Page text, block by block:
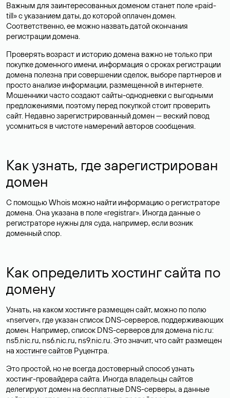
Важным для заинтересованных доменом станет поле «paid-
till» с указанием даты, до которой оплачен домен.
Соответственно, ее можно назвать датой окончания
регистрации домена.
Проверять возраст и историю домена важно не только при
покупке доменного имени, информация о сроках регистрации
домена полезна при совершении сделок, выборе партнеров и
просто анализе информации, размещенной в интернете.
Мошенники часто создают сайты-однодневки с выгодными
предложениями, поэтому перед покупкой стоит проверить
сайт. Недавно зарегистрированный домен — веский повод
усомниться в чистоте намерений авторов сообщения.
Как узнать, где зарегистрирован
домен
С помощью Whois можно найти информацию о регистраторе
домена. Она указана в поле «registrar». Иногда данные о
регистраторе нужны для суда, например, если возник
доменный спор.
Как определить хостинг сайта по
домену
Узнать, на каком хостинге размещен сайт, можно по полю
«nserver», где указан список DNS-серверов, поддерживающих
домен. Например, список DNS-серверов для домена nic.ru:
ns5.nic.ru, ns6.nic.ru, ns9.nic.ru. Это значит, что сайт размещен
на хостинге сайтов Руцентра.
Это простой, но не всегда достоверный способ узнать
хостинг-провайдера сайта. Иногда владельцы сайтов
делегируют домен на бесплатные DNS-серверы, а данные